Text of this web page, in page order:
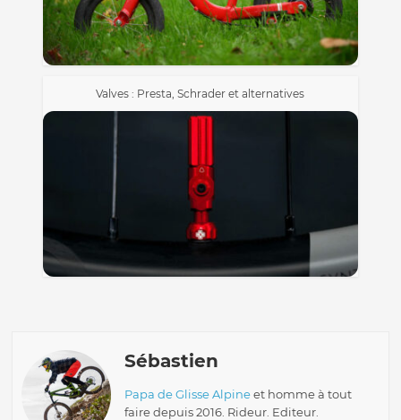
Valves : Presta, Schrader et alternatives
Sébastien
Papa de Glisse Alpineet homme à tout
faire depuis 2016. Rideur. Editeur.